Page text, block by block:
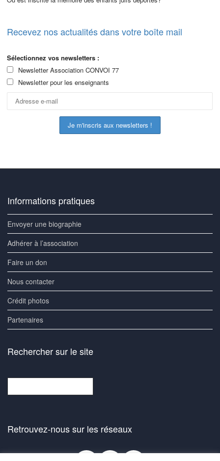
Recevez nos actualités dans votre boîte mail
Sélectionnez vos newsletters :
Newsletter Association CONVOI 77
Newsletter pour les enseignants
Informations pratiques
Envoyer une biographie
Adhérer à l’association
Faire un don
Nous contacter
Crédit photos
Partenaires
Rechercher sur le site
Retrouvez-nous sur les réseaux